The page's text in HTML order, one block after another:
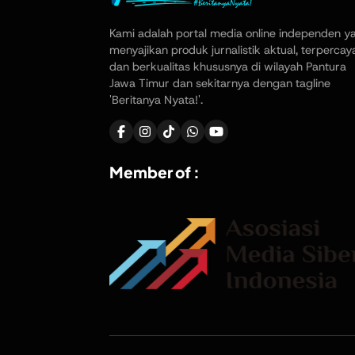
Kami adalah portal media online independen
menyajikan produk jurnalistik aktual,
dan berkualitas khususnya di wilayah Pantura
Jawa Timur dan sekitarnya dengan tagline
'Beritanya Nyata!'.
Member of :